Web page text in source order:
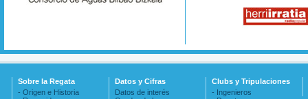
Sobre la Regata
- Origen e Historia
Datos y Cifras
Datos de interés
Clubs y Tripulaciones
- Ingenieros